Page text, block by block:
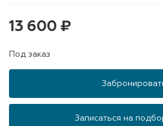
13 600 ₽
Под заказ
Записаться на